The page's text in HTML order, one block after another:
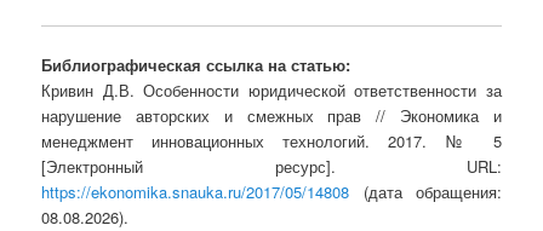
Библиографическая ссылка на статью:
Кривин Д.В. Особенности юридической ответственности за
нарушение авторских и смежных прав // Экономика и
менеджмент инновационных технологий. 2017. № 5
[Электронный ресурс]. URL:
https://ekonomika.snauka.ru/2017/05/14808 (дата обращения:
08.08.2026).